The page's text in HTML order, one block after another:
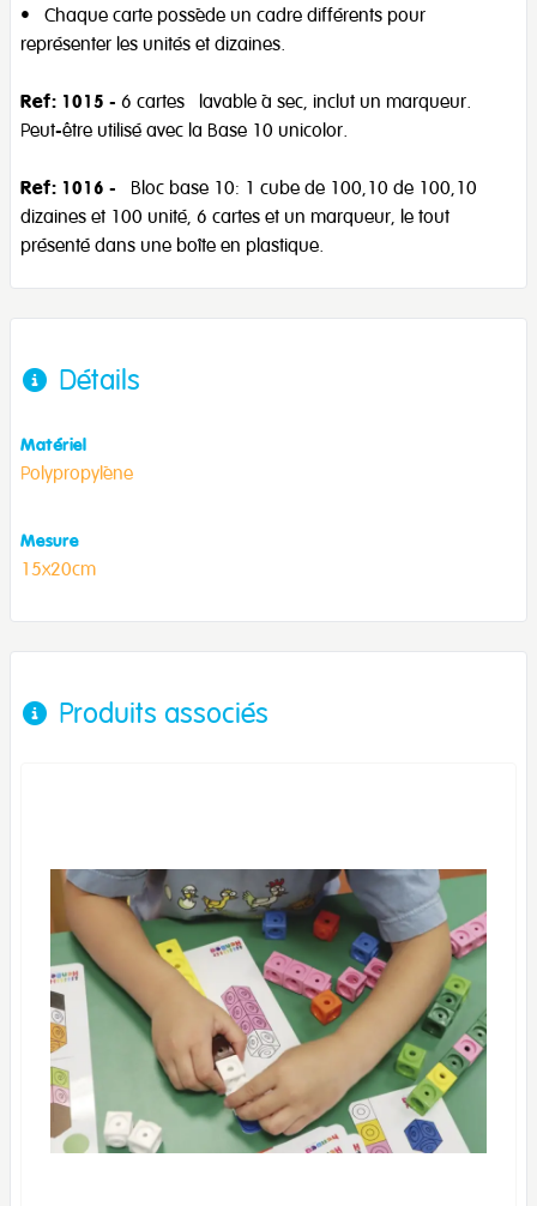
• Chaque carte possède un cadre différents pour
représenter les unités et dizaines.
Ref: 1015 - 6 cartes lavable à sec, inclut un marqueur.
Peut-être utilisé avec la Base 10 unicolor.
Ref: 1016 - Bloc base 10: 1 cube de 100,10 de 100,10
dizaines et 100 unité, 6 cartes et un marqueur, le tout
présenté dans une boîte en plastique.
Détails
Matériel
Polypropylène
Mesure
15x20cm
Produits associés